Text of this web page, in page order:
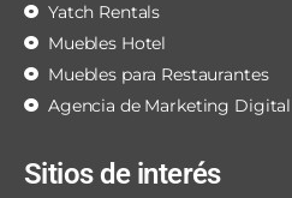
Yatch Rentals
Muebles Hotel
Muebles para Restaurantes
Agencia de Marketing Digital
Sitios de interés